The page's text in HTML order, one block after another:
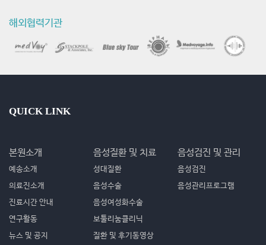
해외협력기관
QUICK LINK
본원소개
예송소개
의료진소개
진료시간 안내
연구활동
뉴스 및 공지
음성질환 및 치료
성대질환
음성수술
음성여성화수술
보툴리눔클리닉
질환 및 후기동영상
음성검진 및 관리
음성검진
음성관리프로그램